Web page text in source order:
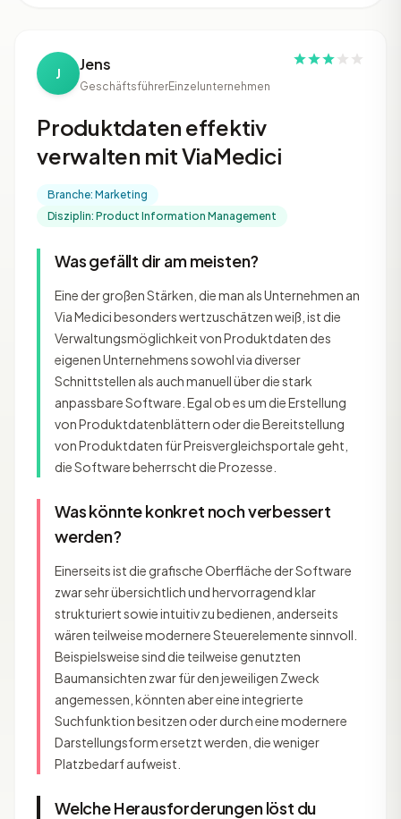
J Jens
GeschäftsführerEinzelunternehmen
Produktdaten effektiv
verwalten mit ViaMedici
Branche: Marketing
Disziplin: Product Information Management
Was gefällt dir am meisten?
Eine der großen Stärken, die man als Unternehmen an
Via Medici besonders wertzuschätzen weiß, ist die
Verwaltungsmöglichkeit von Produktdaten des
eigenen Unternehmens sowohl via diverser
Schnittstellen als auch manuell über die stark
anpassbare Software. Egal ob es um die Erstellung
von Produktdatenblättern oder die Bereitstellung
von Produktdaten für Preisvergleichsportale geht,
die Software beherrscht die Prozesse.
Was könnte konkret noch verbessert
werden?
Einerseits ist die grafische Oberfläche der Software
zwar sehr übersichtlich und hervorragend klar
strukturiert sowie intuitiv zu bedienen, anderseits
wären teilweise modernere Steuerelemente sinnvoll.
Beispielsweise sind die teilweise genutzten
Baumansichten zwar für den jeweiligen Zweck
angemessen, könnten aber eine integrierte
Suchfunktion besitzen oder durch eine modernere
Darstellungsform ersetzt werden, die weniger
Platzbedarf aufweist.
Welche Herausforderungen löst du